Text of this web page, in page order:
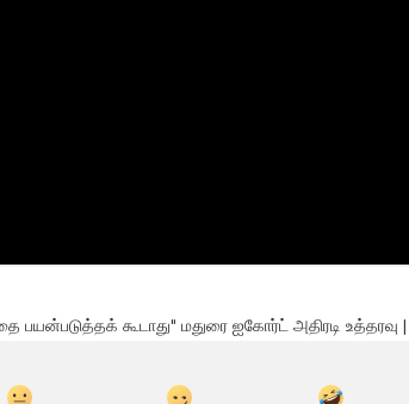
பயன்படுத்தக் கூடாது" மதுரை ஐகோர்ட் அதிரடி உத்தரவு